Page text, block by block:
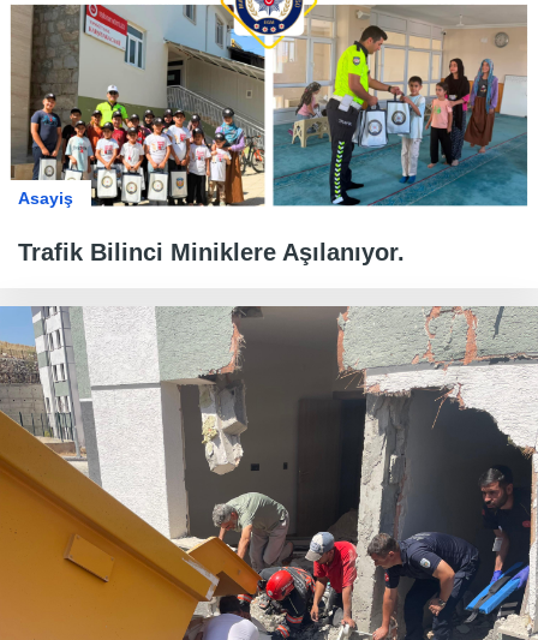
Asayiş
Trafik Bilinci Miniklere Aşılanıyor.